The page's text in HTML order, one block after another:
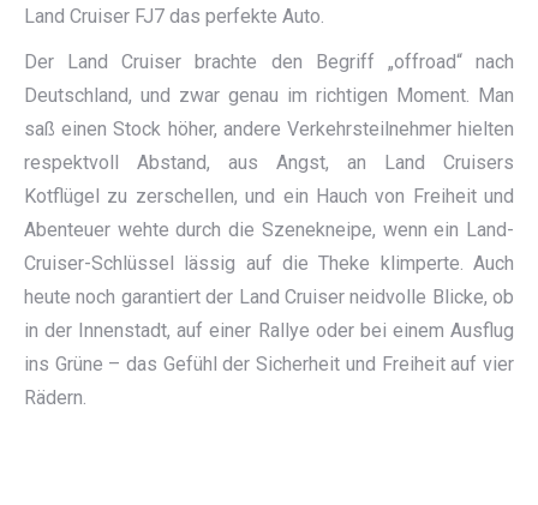
Land Cruiser FJ7 das perfekte Auto.
Der Land Cruiser brachte den Begriff „offroad“ nach
Deutschland, und zwar genau im richtigen Moment. Man
saß einen Stock höher, andere Verkehrsteilnehmer hielten
respektvoll Abstand, aus Angst, an Land Cruisers
Kotflügel zu zerschellen, und ein Hauch von Freiheit und
Abenteuer wehte durch die Szenekneipe, wenn ein Land-
Cruiser-Schlüssel lässig auf die Theke klimperte. Auch
heute noch garantiert der Land Cruiser neidvolle Blicke, ob
in der Innenstadt, auf einer Rallye oder bei einem Ausflug
ins Grüne – das Gefühl der Sicherheit und Freiheit auf vier
Rädern.